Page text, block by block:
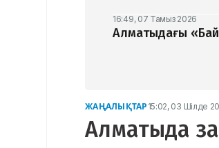
16:49, 07 Тамыз 2026
Алматыдағы
ЖАҢАЛЫҚТАР 15:02, 03 Шілде
Алматыда